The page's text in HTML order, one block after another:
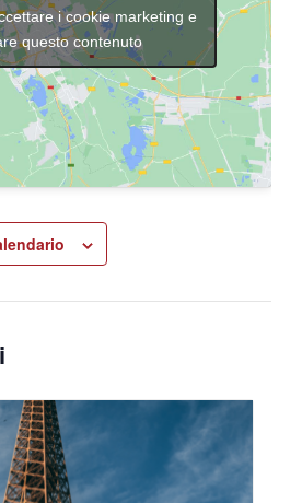
i cookie marketing e
questo contenuto